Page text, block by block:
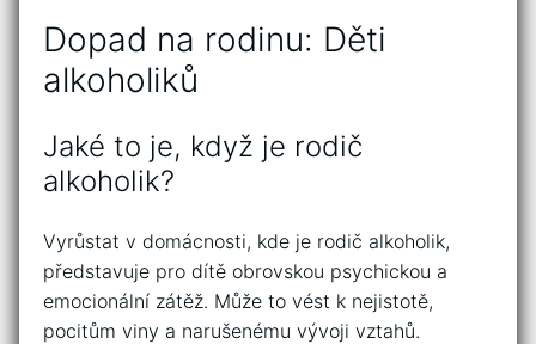
Dopad na rodinu: Děti
alkoholiků
Jaké to je, když je rodič
alkoholik?
Vyrůstat v domácnosti, kde je rodič alkoholik,
představuje pro dítě obrovskou psychickou a
emocionální zátěž. Může to vést k nejistotě,
pocitům viny a narušenému vývoji vztahů.